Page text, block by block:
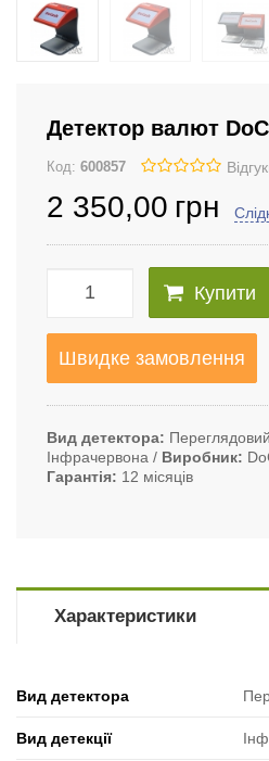
Детектор валют
Код: 600857
2 350,00 грн
Купити
Швидке замовлення
Вид детектора Переглядовий
Інфрачервона
Виробник
Гарантія
12 місяців
Характеристики
Вид детектора
Вид детекції